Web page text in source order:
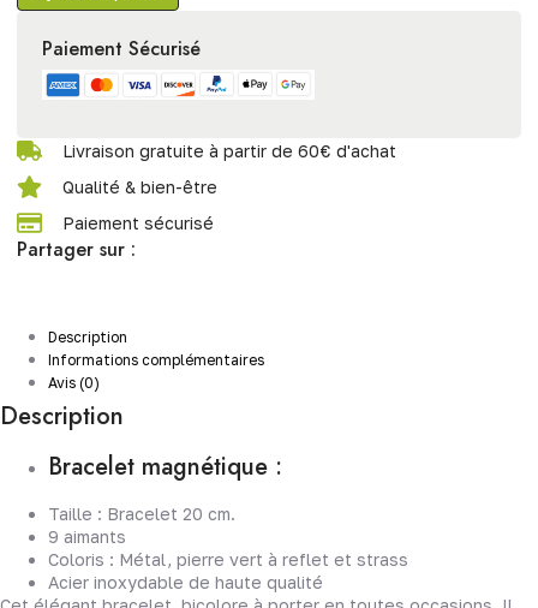
Paiement Sécurisé
Livraison gratuite à partir de 60€ d'achat
Qualité & bien-être
Paiement sécurisé
Partager sur :
Description
Informations complémentaires
Avis (0)
Description
Bracelet magnétique :
Taille : Bracelet 20 cm.
9 aimants
Coloris : Métal, pierre vert à reflet et strass
Acier inoxydable de haute qualité